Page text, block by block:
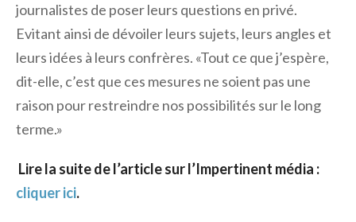
journalistes de poser leurs questions en privé.
Evitant ainsi de dévoiler leurs sujets, leurs angles et
leurs idées à leurs confrères. «Tout ce que j’espère,
dit-elle, c’est que ces mesures ne soient pas une
raison pour restreindre nos possibilités sur le long
terme.»
Lire la suite de l’article sur l’Impertinent média :
cliquer ici.